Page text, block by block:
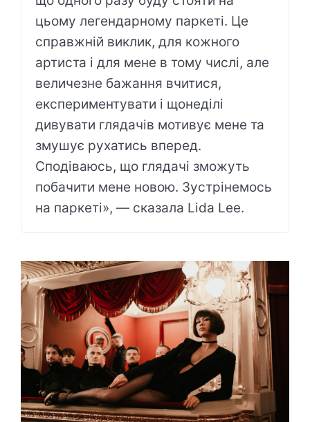
цьому легендарному паркеті. Це
справжній виклик, для кожного
артиста і для мене в тому числі, але
величезне бажання вчитися,
експериментувати і щонеділі
дивувати глядачів мотивує мене та
змушує рухатись вперед.
Сподіваюсь, що глядачі зможуть
побачити мене новою. Зустрінемось
на паркеті», — сказала Lida Lee.